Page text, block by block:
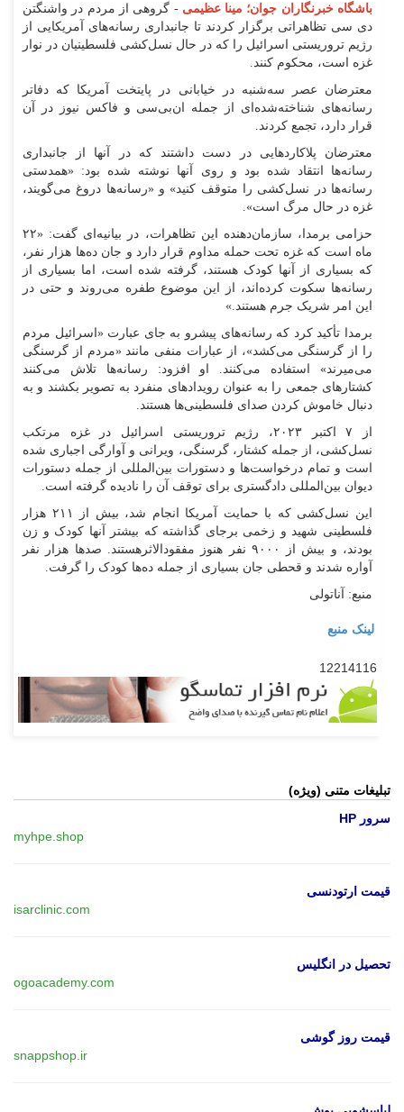
باشگاه خبرنگاران جوان؛ مینا عظیمی - گروهی از مردم در واشنگتن
دی سی تظاهراتی برگزار کردند تا جانبداری رسانه‌های آمریکایی از
رژیم تروریستی اسرائیل را که در حال نسل‌کشی فلسطینیان در نوار
غزه است، محکوم کنند.
معترضان عصر سه‌شنبه در خیابانی در پایتخت آمریکا که دفاتر
رسانه‌های شناخته‌شده‌ای از جمله ان‌بی‌سی و فاکس نیوز در آن
قرار دارد، تجمع کردند.
معترضان پلاکارد‌هایی در دست داشتند که در آنها از جانبداری
رسانه‌ها انتقاد شده بود و روی آنها نوشته شده بود: «همدستی
رسانه‌ها در نسل‌کشی را متوقف کنید» و «رسانه‌ها دروغ می‌گویند،
غزه در حال مرگ است».
حزامی برمدا، سازمان‌دهنده این تظاهرات، در بیانیه‌ای گفت: «۲۲
ماه است که غزه تحت حمله مداوم قرار دارد و جان ده‌ها هزار نفر،
که بسیاری از آنها کودک هستند، گرفته شده است، اما بسیاری از
رسانه‌ها سکوت کرده‌اند، از این موضوع طفره می‌روند و حتی در
این امر شریک جرم هستند.»
برمدا تأکید کرد که رسانه‌های پیشرو به جای عبارت «اسرائیل مردم
را از گرسنگی می‌کشد»، از عبارات منفی مانند «مردم از گرسنگی
می‌میرند» استفاده می‌کنند. او افزود: رسانه‌ها تلاش می‌کنند
کشتار‌های جمعی را به عنوان رویداد‌های منفرد به تصویر بکشند و به
دنبال خاموش کردن صدای فلسطینی‌ها هستند.
از ۷ اکتبر ۲۰۲۳، رژیم تروریستی اسرائیل در غزه مرتکب
نسل‌کشی، از جمله کشتار، گرسنگی، ویرانی و آوارگی اجباری شده
است و تمام درخواست‌ها و دستورات بین‌المللی از جمله دستورات
دیوان بین‌المللی دادگستری برای توقف آن را نادیده گرفته است.
این نسل‌کشی که با حمایت آمریکا انجام شد، بیش از ۲۱۱ هزار
فلسطینی شهید و زخمی برجای گذاشته که بیشتر آنها کودک و زن
بودند، و بیش از ۹۰۰۰ نفر هنوز مفقودالاثرهستند. صد‌ها هزار نفر
آواره شدند و قحطی جان بسیاری از جمله ده‌ها کودک را گرفت.
منبع: آناتولی
لینک منبع
12214116
تبلیغات متنی (ویژه)
سرور HP
myhpe.shop
قیمت ارتودنسی
isarclinic.com
تحصیل در انگلیس
ogoacademy.com
قیمت روز گوشی
snappshop.ir